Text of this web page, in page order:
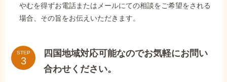
やむを得ずお電話またはメールにての相談をご希望をされる
場合、その旨をお伝えいただきます。
STEP
四国地域対応可能なのでお気軽にお問い
合わせください。